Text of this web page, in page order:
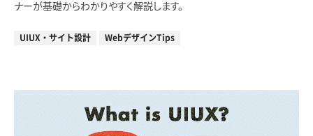
ナーが基礎からわかりやすく解説します。
UIUX・サイト設計 WebデザインTips